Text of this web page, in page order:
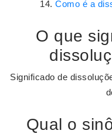
Como é a
O que
Significado de
Qual o